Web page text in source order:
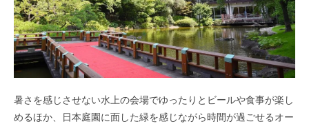
暑さを感じさせない水上の会場でゆったりとビールや食事が楽し
めるほか、日本庭園に面した緑を感じながら時間が過ごせるオー